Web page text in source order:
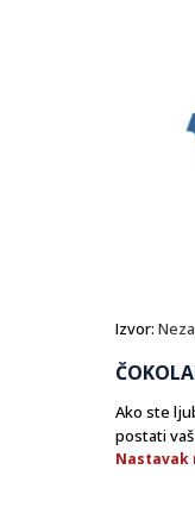
Izvor:
Ako ste
postati
Nastavak